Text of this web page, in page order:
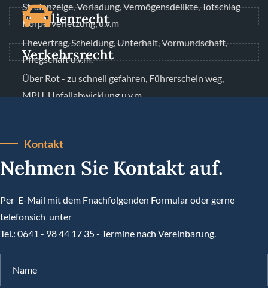
Strafanzeige, Vorladung, Vermögensdelikte, Totschlag
Körperverletzung, u.v.m
Familienrecht
Ehevertrag, Scheidung, Unterhalt, Vormundschaft,
Pflegschaft u.v.m.
Verkehrsrecht
Über Rot - zu schnell gefahren, Führerschein weg,
MPU, Unfallabwicklung u.v.m.
Kontakt
Nehmen Sie Kontakt auf.
Per E-Mail mit dem Fnachfolgenden Formular oder gerne
telefonsich unter
Tel.: 0641 - 98 44 17 35 - Termine nach Vereinbarung.